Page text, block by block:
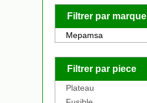
Filtrer par marque
Mepamsa
Filtrer par piece
Plateau